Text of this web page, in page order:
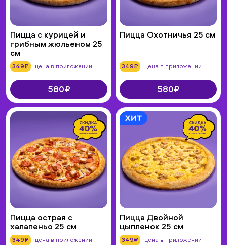
Пицца с курицей и
грибным жюльеном 25
см
349₽ цена в приложении
580₽
Пицца Охотничья 25 см
349₽ цена в приложении
580₽
Пицца острая с
халапеньо 25 см
349₽ цена в приложении
Пицца Двойной
цыпленок 25 см
349₽ цена в приложении